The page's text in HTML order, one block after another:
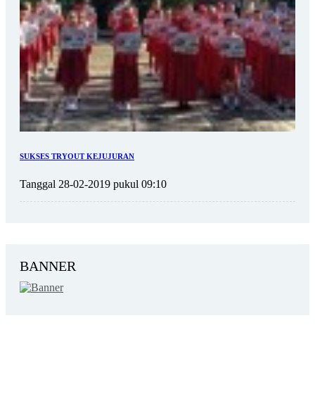
SUKSES TRYOUT KEJUJURAN
Tanggal 28-02-2019 pukul 09:10
BANNER